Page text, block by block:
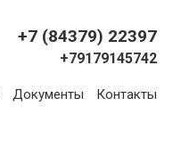
+7 (84379) 22397
+79179145742
Документы Контакты